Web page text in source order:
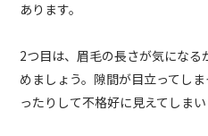
あります。
2つ目は、眉毛の長さが気にな
めましょう。隙間が目立ってし
ったりして不格好に見えてしまい